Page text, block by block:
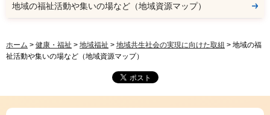
地域の福祉活動や集いの場など（地域資源マップ）
ホーム > 健康・福祉 > 地域福祉 > 地域共生社会の実現に向けた取組 > 地域の福
祉活動や集いの場など（地域資源マップ）